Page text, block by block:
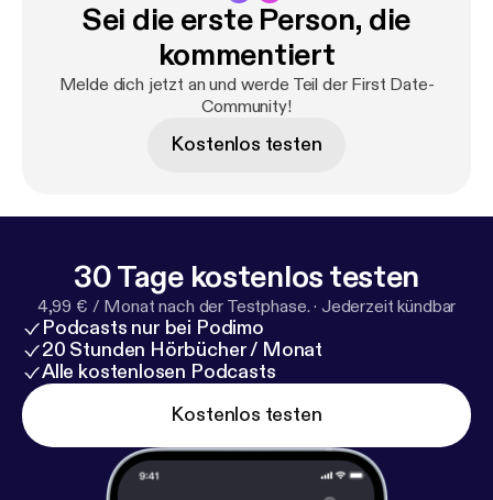
Sei die erste Person, die
kommentiert
Melde dich jetzt an und werde Teil der First Date-
Community!
Kostenlos testen
30 Tage kostenlos testen
4,99 € / Monat nach der Testphase. · Jederzeit kündbar
Podcasts nur bei Podimo
20 Stunden Hörbücher / Monat
Alle kostenlosen Podcasts
Kostenlos testen